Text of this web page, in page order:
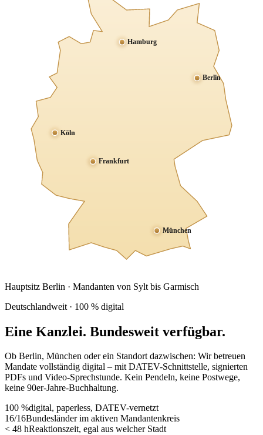
Berlin
Hamburg
Köln
Frankfurt
München
Hauptsitz Berlin · Mandanten von Sylt bis Garmisch
Deutschlandweit · 100 % digital
Eine Kanzlei. Bundesweit verfügbar.
Ob Berlin, München oder ein Standort dazwischen: Wir betreuen
Mandate vollständig digital – mit DATEV-Schnittstelle, signierten
PDFs und Video-Sprechstunde. Kein Pendeln, keine Postwege,
keine 90er-Jahre-Buchhaltung.
100 %digital, paperless, DATEV-vernetzt
16/16Bundesländer im aktiven Mandantenkreis
< 48 hReaktionszeit, egal aus welcher Stadt